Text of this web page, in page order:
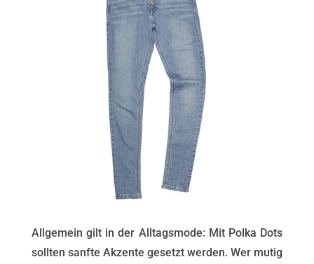
Allgemein gilt in der Alltagsmode: Mit Polka Dots
sollten sanfte Akzente gesetzt werden. Wer mutig